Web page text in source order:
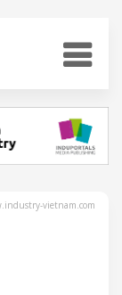
vietnam.com